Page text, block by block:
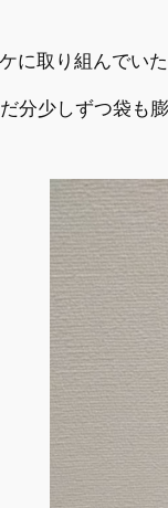
に取り組んでい
少しずつ袋も